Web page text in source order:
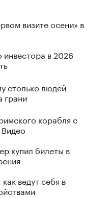
визите осени» в
инвестора в 2026
столько людей
грани
корабля с
купил билеты в
ведут себя в